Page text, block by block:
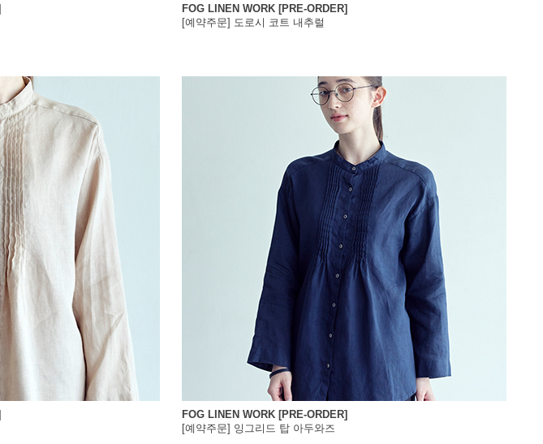
FOG LINEN WORK [PRE-ORDER]
[예약주문] 도로시 코트 내추럴
FOG LINEN WORK [PRE-ORDER]
[예약주문] 잉그리드 탑 아두와즈